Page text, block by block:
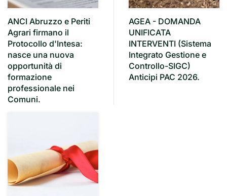
ANCI Abruzzo e Periti
Agrari firmano il
Protocollo d'Intesa:
nasce una nuova
opportunità di
formazione
professionale nei
Comuni.
AGEA - DOMANDA
UNIFICATA
INTERVENTI (Sistema
Integrato Gestione e
Controllo-SIGC)
Anticipi PAC 2026.